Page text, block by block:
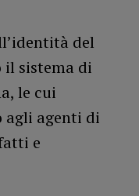
del
il sistema di
le cui
agli agenti di
e